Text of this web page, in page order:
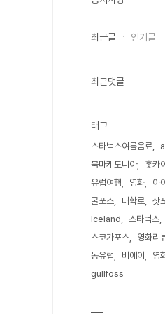
최근글 인기글
최근댓글
태그
스타벅스여름음료
북마케도니아
홋카
유럽여행
영화 아
굴포스
대학로 삿
Iceland
스타벅스
스코가포스
영화리
동유럽
비에이 영
gullfoss